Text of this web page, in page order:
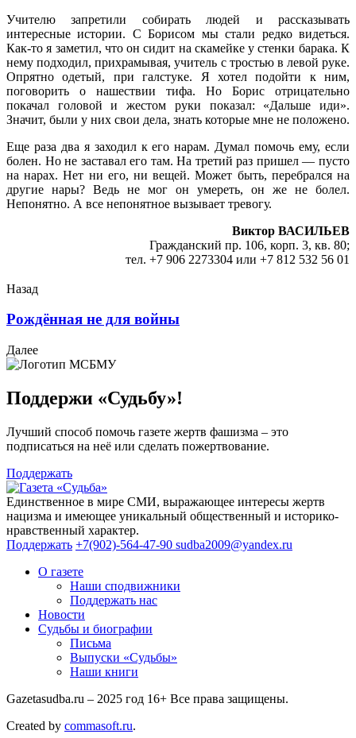
Учителю запретили собирать людей и рассказывать
интересные истории. С Борисом мы стали редко видеться.
Как-то я заметил, что он сидит на скамейке у стенки барака. К
нему подходил, прихрамывая, учитель с тростью в левой руке.
Опрятно одетый, при галстуке. Я хотел подойти к ним,
поговорить о нашествии тифа. Но Борис отрицательно
покачал головой и жестом руки показал: «Дальше иди».
Значит, были у них свои дела, знать которые мне не положено.
Еще раза два я заходил к его нарам. Думал помочь ему, если
болен. Но не заставал его там. На третий раз пришел — пусто
на нарах. Нет ни его, ни вещей. Может быть, перебрался на
другие нары? Ведь не мог он умереть, он же не болел.
Непонятно. А все непонятное вызывает тревогу.
Виктор ВАСИЛЬЕВ
Гражданский пр. 106, корп. 3, кв. 80;
тел. +7 906 2273304 или +7 812 532 56 01
Назад
Рождённая не для войны
Далее
Поддержи «Судьбу»!
Лучший способ помочь газете жертв фашизма – это
подписаться на неё или сделать пожертвование.
Поддержать
Единственное в мире СМИ, выражающее интересы жертв
нацизма и имеющее уникальный общественный и историко-
нравственный характер.
Поддержать +7(902)-564-47-90 sudba2009@yandex.ru
О газете
Наши сподвижники
Поддержать нас
Новости
Судьбы и биографии
Письма
Выпуски «Судьбы»
Наши книги
Gazetasudba.ru – 2025 год 16+ Все права защищены.
Created by commasoft.ru.